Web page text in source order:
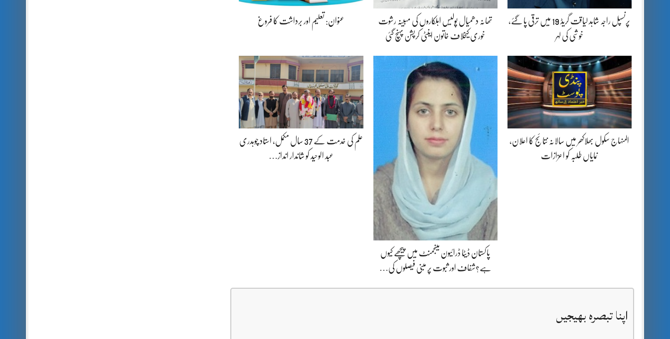
پرنسپل راجہ شاہد لیاقت گریڈ 19 میں ترقی پا گئے،
خوشی کی لہر
تھانہ دھمیال پولیس اہلکاروں کی مبینہ رشوت
خوری کیخلاف خاتون اینٹی کرپشن پہنچ گئی
عنوان: تعلیم اور برداشت کا فروغ
المنہاج سکول بھلاکھر میں سالانہ نتائج کا اعلان،
نمایاں طلبہ کو اعزازات
پاکستان ڈیٹا ڈرائیون مینجمنٹ میں پیچھے کیوں
ہے؟شفاف اور ثبوت پر مبنی فیصلوں کی…
علم کی خدمت کے 37 سال مکمل، استاد چوہدری
عبد الوحید کو شاندار انداز…
اپنا تبصرہ بھیجیں